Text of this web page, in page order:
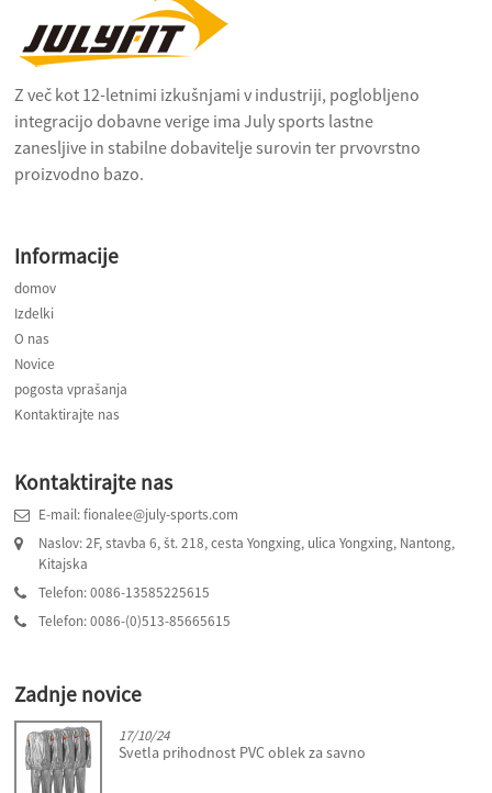
Z več kot 12-letnimi izkušnjami v industriji, poglobljeno
integracijo dobavne verige ima July sports lastne
zanesljive in stabilne dobavitelje surovin ter prvovrstno
proizvodno bazo.
Informacije
domov
Izdelki
O nas
Novice
pogosta vprašanja
Kontaktirajte nas
Kontaktirajte nas
E-mail: fionalee@july-sports.com
Naslov: 2F, stavba 6, št. 218, cesta Yongxing, ulica Yongxing, Nantong,
Kitajska
Telefon: 0086-13585225615
Telefon: 0086-(0)513-85665615
Zadnje novice
17/10/24
Svetla prihodnost PVC oblek za savno